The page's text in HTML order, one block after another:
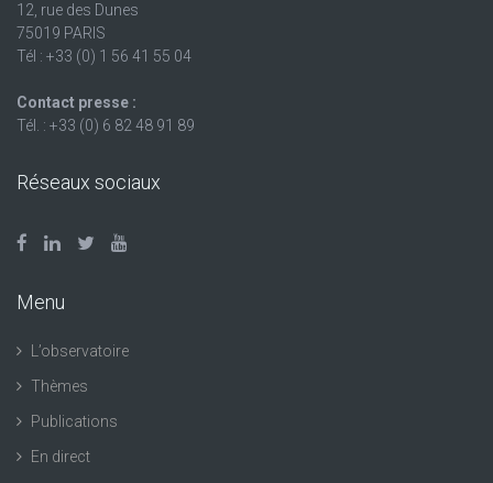
12, rue des Dunes
75019 PARIS
Tél : +33 (0) 1 56 41 55 04
Contact presse :
Tél. : +33 (0) 6 82 48 91 89
Réseaux sociaux
Menu
L’observatoire
Thèmes
Publications
En direct